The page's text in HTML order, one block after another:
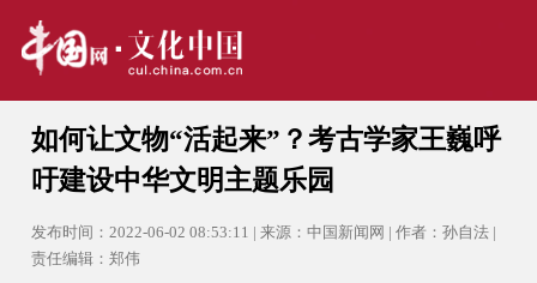
如何让文物“活起来”？考古学家王巍呼
吁建设中华文明主题乐园
发布时间：2022-06-02 08:53:11 | 来源：中国新闻网 | 作者：孙自法 |
责任编辑：郑伟